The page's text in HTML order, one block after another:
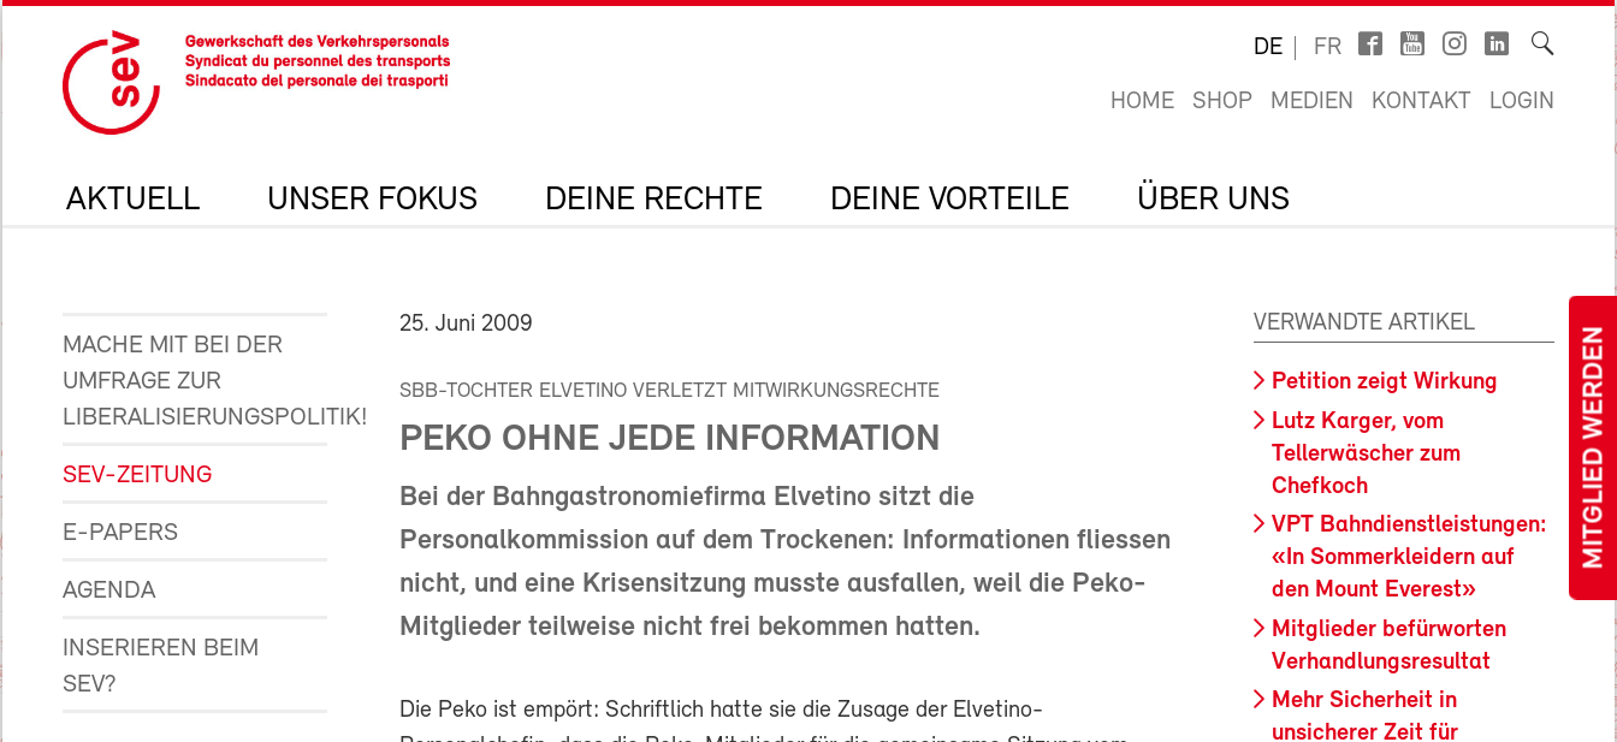
MITGLIED WERDEN
DE FR
HOME SHOP MEDIEN KONTAKT LOGIN
AKTUELL UNSER FOKUS DEINE RECHTE DEINE VORTEILE ÜBER UNS
MACHE MIT BEI DER
UMFRAGE ZUR
LIBERALISIERUNGSPOLITIK!
SEV-ZEITUNG
E-PAPERS
AGENDA
INSERIEREN BEIM
SEV?
25. Juni 2009
SBB-TOCHTER ELVETINO VERLETZT MITWIRKUNGSRECHTE
PEKO OHNE JEDE INFORMATION
Bei der Bahngastronomiefirma Elvetino sitzt die
Personalkommission auf dem Trockenen: Informationen fliessen
nicht, und eine Krisensitzung musste ausfallen, weil die Peko-
Mitglieder teilweise nicht frei bekommen hatten.
Die Peko ist empört: Schriftlich hatte sie die Zusage der Elvetino-
VERWANDTE ARTIKEL
Petition zeigt Wirkung
Lutz Karger, vom
Tellerwäscher zum
Chefkoch
VPT Bahndienstleistungen:
«In Sommerkleidern auf
den Mount Everest»
Mitglieder befürworten
Verhandlungsresultat
Mehr Sicherheit in
unsicherer Zeit für